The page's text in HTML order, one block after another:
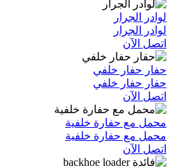
لوادر الجرار
لوادر الجرار
اتصل الآن
حفار حفار خلفي
حفار حفار خلفي
اتصل الآن
محمل مع حفارة خلفية
محمل مع حفارة خلفية
اتصل الآن